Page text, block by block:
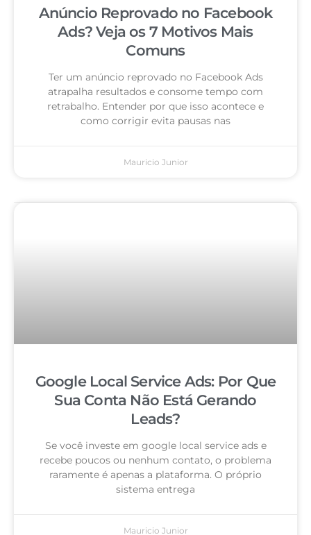
Anúncio Reprovado no Facebook
Ads? Veja os 7 Motivos Mais
Comuns
Ter um anúncio reprovado no Facebook Ads
atrapalha resultados e consome tempo com
retrabalho. Entender por que isso acontece e
como corrigir evita pausas nas
Mauricio Junior
Google Local Service Ads: Por Que
Sua Conta Não Está Gerando
Leads?
Se você investe em google local service ads e
recebe poucos ou nenhum contato, o problema
raramente é apenas a plataforma. O próprio
sistema entrega
Mauricio Junior